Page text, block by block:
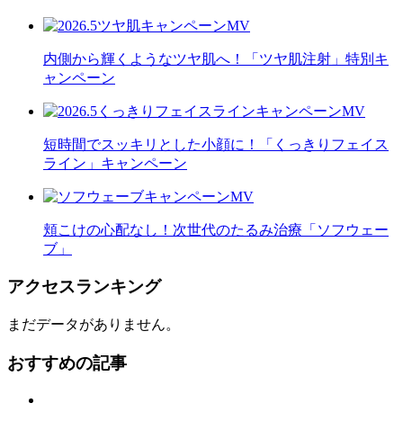
内側から輝くようなツヤ肌へ！「ツヤ肌注射」特別キ
ャンペーン
短時間でスッキリとした小顔に！「くっきりフェイス
ライン」キャンペーン
頬こけの心配なし！次世代のたるみ治療「ソフウェー
ブ」
アクセスランキング
まだデータがありません。
おすすめの記事